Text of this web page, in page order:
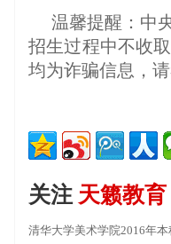
温馨提醒：中
招生过程中不收
均为诈骗信息，请
关注 天籁教育
清华大学美术学院2016年